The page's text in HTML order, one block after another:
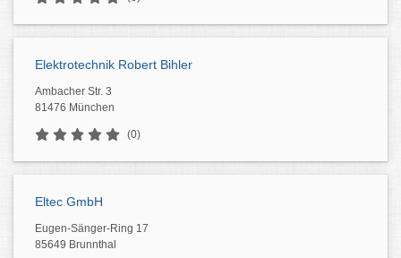
Elektrotechnik Robert Bihler
Ambacher Str. 3
81476 München
(0)
Eltec GmbH
Eugen-Sänger-Ring 17
85649 Brunnthal